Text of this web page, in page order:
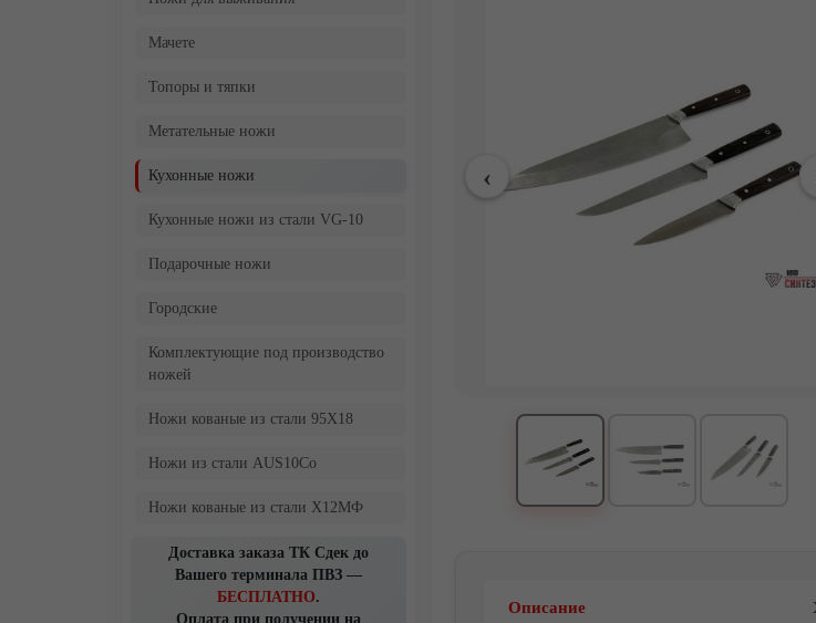
Мачете
Топоры и тяпки
Метательные ножи
Кухонные ножи
Кухонные ножи из стали VG-10
Подарочные ножи
Городские
Комплектующие под производство
ножей
Ножи кованые из стали 95Х18
Ножи из стали AUS10Co
Ножи кованые из стали Х12МФ
Доставка заказа ТК Сдек до
Вашего терминала ПВЗ —
БЕСПЛАТНО.
Оплата при получении на
Описание